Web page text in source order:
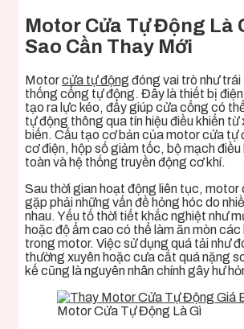
Motor Cửa Tự Động Là
Sao Cần Thay Mới
Motorcửa tự động đóng vai trò như
thống cổng tự động. Đây là thiết bị
tạo ra lực kéo, đẩy giúp cửa cổng có
tự động thông qua tín hiệu điều khiển
biến. Cấu tạo cơ bản của motor cửa tự
cơ điện, hộp số giảm tốc, bộ mạch điều
toàn và hệ thống truyền động cơ khí.
Sau thời gian hoạt động liên tục,
gặp phải những vấn đề hỏng hóc do
nhau. Yếu tố thời tiết khắc nghiệt như
hoặc độ ẩm cao có thể làm ăn mòn các
trong motor. Việc sử dụng quá tải như
thường xuyên hoặc cưa cắt quá nặng
kế cũng là nguyên nhân chính gây hư
Motor Cửa Tự Động Là Gì